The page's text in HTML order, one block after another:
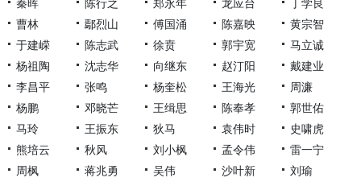
曹林
鄢烈山 傅国涌 陈嘉映
黄宗智
于建嵘
陈志武 徐贲 郭宇宽
马立诚
杨祖陶
沈志华 向继东 赵汀阳
戴建业
李昌平
张鸣 杨奎松 王海光
周濂
杨鹏
邓晓芒 王缉思 陈奉孝
郭世佑
马玲
王振东 狄马 袁伟时
史啸虎
熊培云
秋风 刘小枫 孟令伟
雷一宁
周枫
蒋兆勇 吴伟 沙叶新
刘瑜